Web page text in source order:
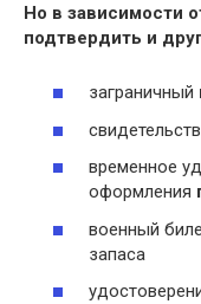
Но в зависимости
подтвердить и
заграничный
временное
оформления
военный
запаса